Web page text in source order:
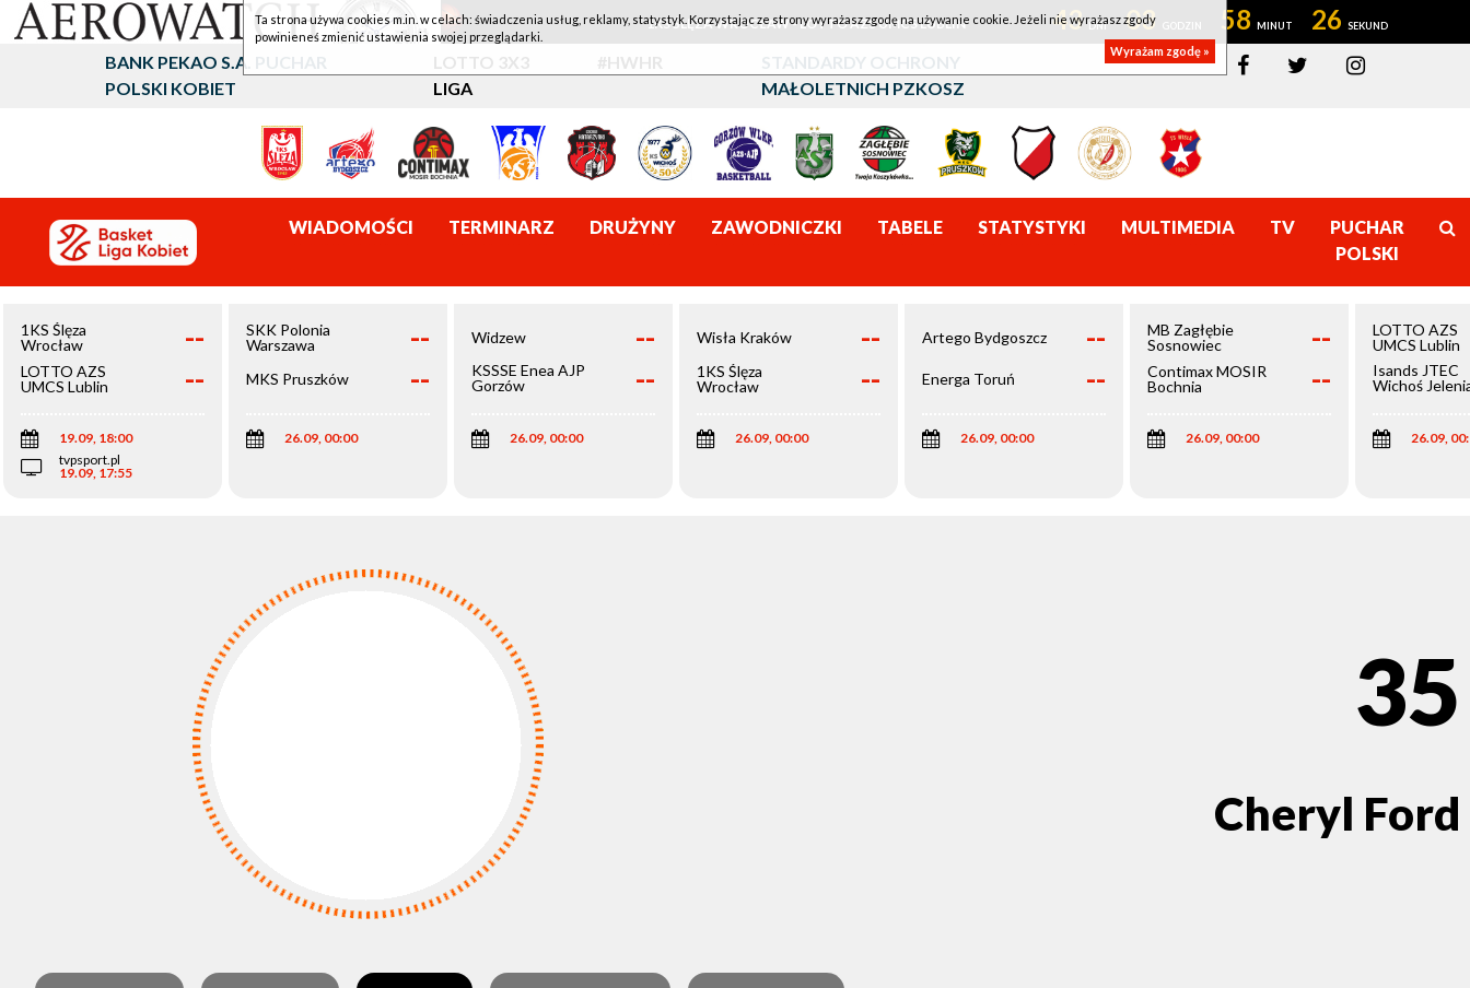
1KS ŚLĘZA WROCŁAW - LOTTO AZS UMCS LUBLIN 43 03 58 26
BANK PEKAO S.A. PUCHAR
POLSKI KOBIET
LOTTO 3X3
LIGA
#HWHR
STANDARDY OCHRONY
MAŁOLETNICH PZKOSZ
WIADOMOŚCI TERMINARZ DRUŻYNY ZAWODNICZKI TABELE STATYSTYKI MULTIMEDIA TV
PUCHAR
POLSKI
1KS Ślęza
Wrocław
--
LOTTO AZS
UMCS Lublin
--
19.09, 18:00
tvpsport.pl
19.09, 17:55
SKK Polonia
Warszawa
--
MKS Pruszków --
26.09, 00:00
Widzew --
KSSSE Enea AJP
Gorzów
--
26.09, 00:00
Wisła Kraków --
1KS Ślęza
Wrocław
--
26.09, 00:00
Artego Bydgoszcz --
Energa Toruń --
26.09, 00:00
MB Zagłębie
Sosnowiec
--
Contimax MOSIR
Bochnia
--
26.09, 00:00
LOTTO AZS
UMCS Lublin
Isands JTEC
Wichoś
26.09,
35
Cheryl Ford
Ta strona używa cookies m.in. w celach: świadczenia usług, reklamy, statystyk. Korzystając ze strony wyrażasz zgodę na używanie cookie. Jeżeli nie wyrażasz zgody
powinieneś zmienić ustawienia swojej przeglądarki.
Wyrażam zgodę »